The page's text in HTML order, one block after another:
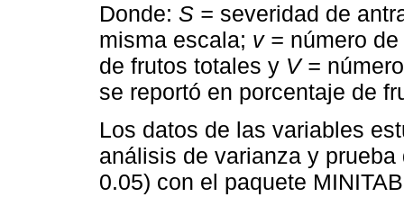
Donde: S = severidad de
misma escala; v = número
de frutos totales y V =
se reportó en porcentaje de
Los datos de las variables
análisis de varianza y
0.05) con el paquete